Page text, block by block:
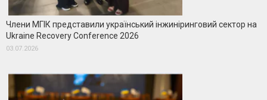
Члени МГІК представили український інжиніринговий сектор на
Ukraine Recovery Conference 2026
03.07.2026